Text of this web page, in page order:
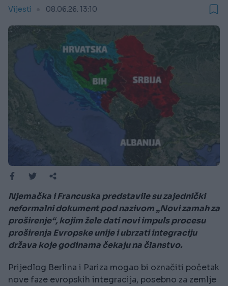
Vijesti 08.06.26. 13:10
Njemačka i Francuska predstavile su zajednički
neformalni dokument pod nazivom „Novi zamah za
proširenje“, kojim žele dati novi impuls procesu
proširenja Evropske unije i ubrzati integraciju
država koje godinama čekaju na članstvo.
Prijedlog Berlina i Pariza mogao bi označiti početak
nove faze evropskih integracija, posebno za zemlje